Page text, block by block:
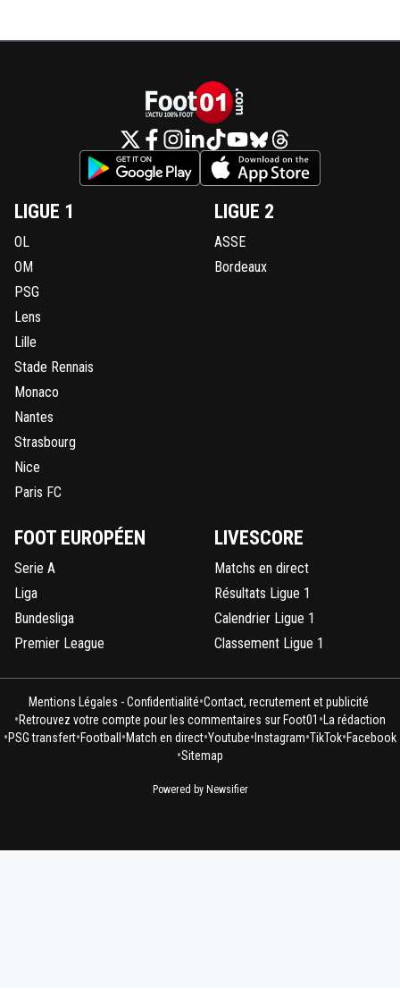
LIGUE 1
OL
OM
PSG
Lens
Lille
Stade Rennais
Monaco
Nantes
Strasbourg
Nice
Paris FC
LIGUE 2
ASSE
Bordeaux
FOOT EUROPÉEN
Serie A
Liga
Bundesliga
Premier League
LIVESCORE
Matchs en direct
Résultats Ligue 1
Calendrier Ligue 1
Classement Ligue 1
Mentions Légales - Confidentialité•Contact, recrutement et publicité
•Retrouvez votre compte pour les commentaires sur Foot01 • La rédaction
•PSG transfert•Football •Match en direct•Youtube• Instagram•TikTok•Facebook
•Sitemap
Powered by Newsifier